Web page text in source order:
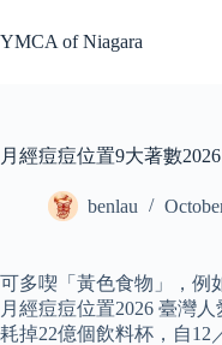
to
content
YMCA of Niagara
月經痘痘位置9大著數
benlau
可多喫「黃色食物」，例
月經痘痘位置2026 臺灣
耗掉22億個飲料杯，自12